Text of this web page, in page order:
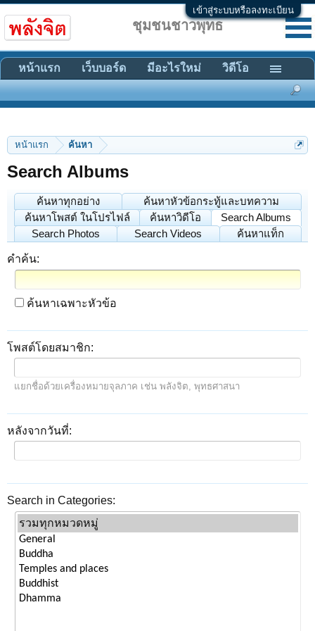
เข้าสู่ระบบหรือลงทะเบียน
หน้าแรก ค้นหา
Search Albums
ค้นหาทุกอย่าง
ค้นหาหัวข้อกระทู้และบทความ
ค้นหาโพสต์ ในโปรไฟล์
ค้นหาวิดีโอ
Search Albums
Search Photos
Search Videos ค้นหาแท็ก
คำค้น:
ค้นหาเฉพาะหัวข้อ
โพสต์โดยสมาชิก:
แยกชื่อด้วยเครื่องหมายจุลภาค เช่น พลังจิต, พุทธศาสนา
หลังจากวันที่:
Search in Categories:
ชุมชนชาวพุทธ
หน้าแรก เว็บบอร์ด มีอะไรใหม่ วิดีโอ